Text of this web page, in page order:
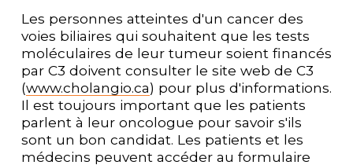
Les personnes atteintes d'un cancer des
voies biliaires qui souhaitent que les tests
moléculaires de leur tumeur soient financés
par C3 doivent consulter le site web de C3
(www.cholangio.ca) pour plus d'informations.
Il est toujours important que les patients
parlent à leur oncologue pour savoir s'ils
sont un bon candidat. Les patients et les
médecins peuvent accéder au formulaire